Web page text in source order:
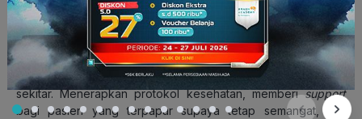
Pahlawan. (Sumber: affiliatedacceptance.com)
Iya, kamu. Kamu telah menjadi pahlawan bagi orang-orang di
sekitar. Menerapkan protokol kesehatan, memberisupport
bagi pasien yang terpapar supaya tetap semangat, ikut